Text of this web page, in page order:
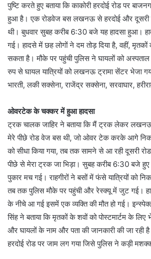
पुष्टि करते हुए बताया कि काकोरी हरदोई रोड पर
हुआ है। एक रोडवेज बस लखनऊ से हरदोई और दूसरी
थी। बुधवार सुबह करीब 6:30 बजे यह हादसा हुआ।
गई। हादसे में छह लोगों ने दम तोड़ दिया है, वहीं, मृतकों
सकता है। मौके पर पहुंची पुलिस ने घायलों को अस्पताल
रुप से घायल यात्रियों को लखनऊ ट्रामा सेंटर भेजा
भारती, लकी सक्सेना, राजेंद्र सक्सेना, सरवाघार,
ओवरटेक के चक्कर में हुआ हादसा
ट्रक चालक जाहिर ने बताया कि मैं ट्रक लेकर
मेरे पीछे रोड वेज बस थी, जो ओवर टेक करके आगे
को सीधा किया गया, तब तक सामने से आ रही दूसरी
पीछे से मेरा ट्रक जा भिड़ा। सुबह करीब 6:30 बजे
पुकार मच गई। राहगीरों ने बसों में फंसे यात्रियों को
तब तक पुलिस मौके पर पहुंची और रेस्क्यू में जुट गई।
के नीचे आ गई इसमें एक व्यक्ति की मौत हो गई।
सिंह ने बताया कि मृतकों के शवों को पोस्टमार्टम के
और घायलों के नाम और पता की जानकारी की जा
हरदोई रोड पर जाम लग गया जिसे पुलिस ने कड़ी